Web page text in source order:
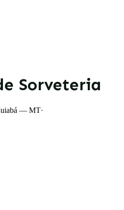
Sorveteria
— MT·